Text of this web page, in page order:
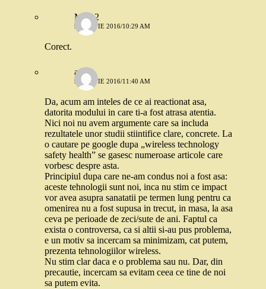
Mira 2
9 MARTIE 2016/10:29 AM
Corect.
adda
9 MARTIE 2016/11:40 AM
Da, acum am inteles de ce ai reactionat asa,
datorita modului in care ti-a fost atrasa atentia.
Nici noi nu avem argumente care sa includa
rezultatele unor studii stiintifice clare, concrete. La
o cautare pe google dupa „wireless technology
safety health” se gasesc numeroase articole care
vorbesc despre asta.
Principiul dupa care ne-am condus noi a fost asa:
aceste tehnologii sunt noi, inca nu stim ce impact
vor avea asupra sanatatii pe termen lung pentru ca
omenirea nu a fost supusa in trecut, in masa, la asa
ceva pe perioade de zeci/sute de ani. Faptul ca
exista o controversa, ca si altii si-au pus problema,
e un motiv sa incercam sa minimizam, cat putem,
prezenta tehnologiilor wireless.
Nu stim clar daca e o problema sau nu. Dar, din
precautie, incercam sa evitam ceea ce tine de noi
sa putem evita.